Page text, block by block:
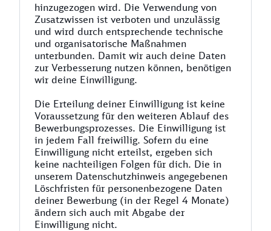
hinzugezogen wird. Die Verwendung von
Zusatzwissen ist verboten und unzulässig
und wird durch entsprechende technische
und organisatorische Maßnahmen
unterbunden. Damit wir auch deine Daten
zur Verbesserung nutzen können, benötigen
wir deine Einwilligung.
Die Erteilung deiner Einwilligung ist keine
Voraussetzung für den weiteren Ablauf des
Bewerbungsprozesses. Die Einwilligung ist
in jedem Fall freiwillig. Sofern du eine
Einwilligung nicht erteilst, ergeben sich
keine nachteiligen Folgen für dich. Die in
unserem Datenschutzhinweis angegebenen
Löschfristen für personenbezogene Daten
deiner Bewerbung (in der Regel 4 Monate)
ändern sich auch mit Abgabe der
Einwilligung nicht.